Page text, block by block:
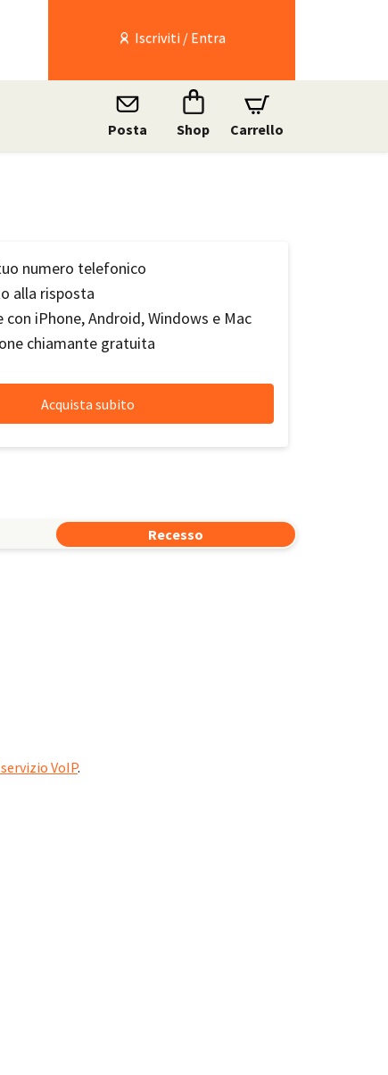
Iscriviti / Entra
Posta Shop Carrello
numero telefonico
alla risposta
con iPhone, Android, Windows e Mac
chiamante gratuita
Recesso
VoIP.